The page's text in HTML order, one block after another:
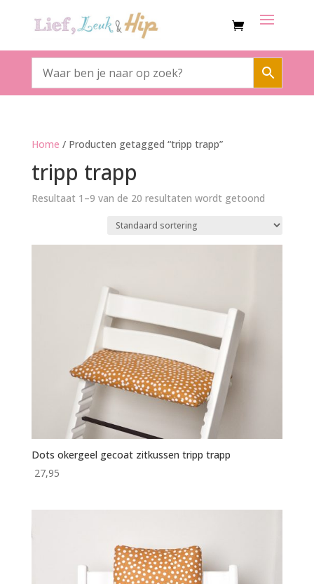
Home / Producten getagged “tripp trapp”
tripp trapp
Resultaat 1–9 van de 20 resultaten wordt getoond
Dots okergeel gecoat zitkussen tripp trapp
27,95